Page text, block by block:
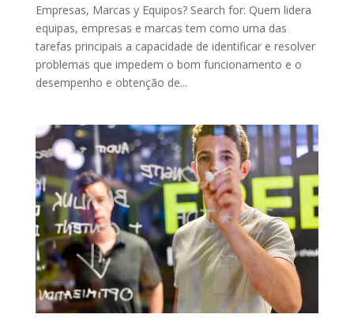
Empresas, Marcas y Equipos? Search for: Quem lidera
equipas, empresas e marcas tem como uma das
tarefas principais a capacidade de identificar e resolver
problemas que impedem o bom funcionamento e o
desempenho e obtenção de...